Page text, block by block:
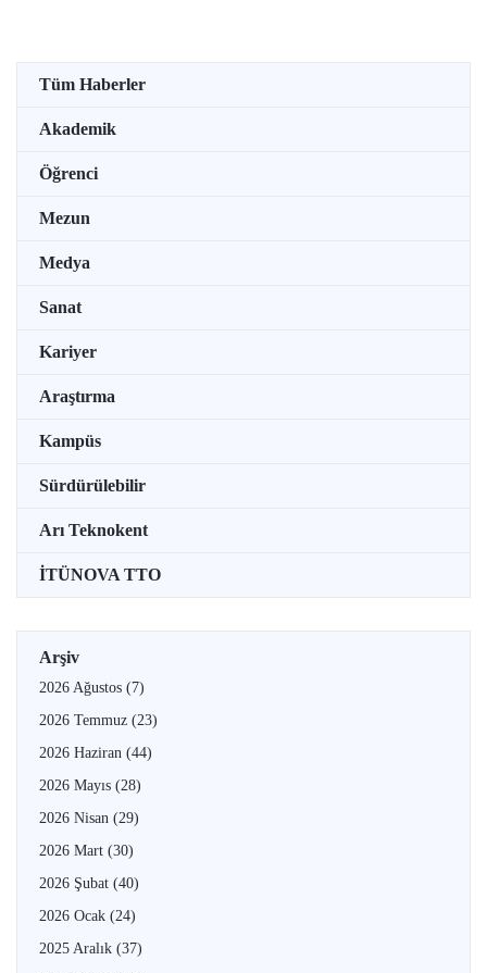
Tüm Haberler
Akademik
Öğrenci
Mezun
Medya
Sanat
Kariyer
Araştırma
Kampüs
Sürdürülebilir
Arı Teknokent
İTÜNOVA TTO
Arşiv
2026 Ağustos (7)
2026 Temmuz (23)
2026 Haziran (44)
2026 Mayıs (28)
2026 Nisan (29)
2026 Mart (30)
2026 Şubat (40)
2026 Ocak (24)
2025 Aralık (37)